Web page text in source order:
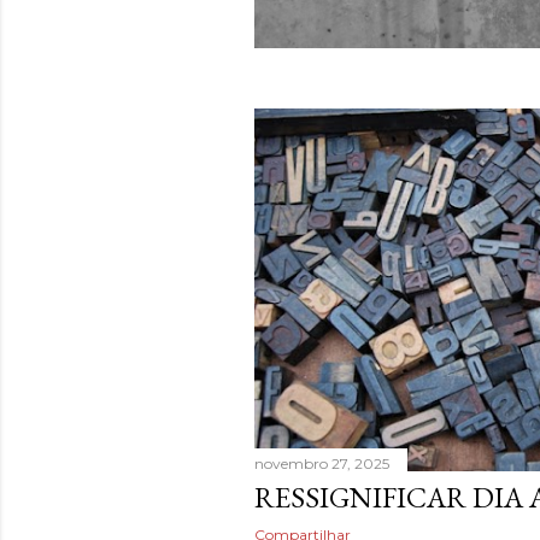
novembro 27, 2025
RESSIGNIFICAR DIA
Compartilhar